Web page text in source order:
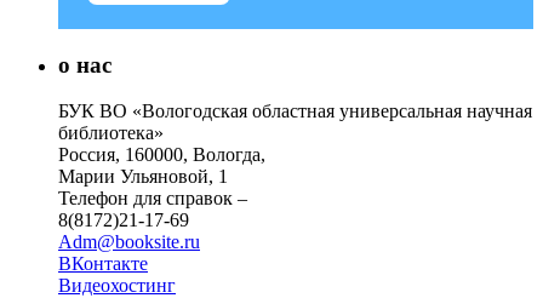
о нас
БУК ВО «Вологодская областная универсальная научная
библиотека»
Россия, 160000, Вологда,
Марии Ульяновой, 1
Телефон для справок –
8(8172)21-17-69
Adm@booksite.ru
ВКонтакте
Видеохостинг